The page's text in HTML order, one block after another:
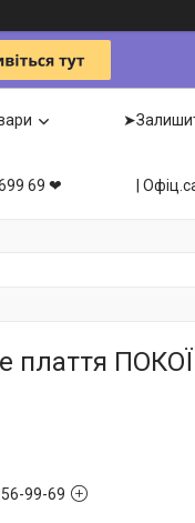
69 ❤ |
плаття
99-69